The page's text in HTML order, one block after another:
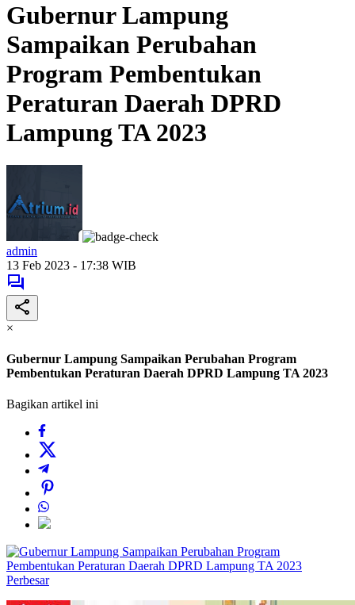
Gubernur Lampung
Sampaikan Perubahan
Program Pembentukan
Peraturan Daerah DPRD
Lampung TA 2023
admin
13 Feb 2023 - 17:38 WIB
×
Gubernur Lampung Sampaikan Perubahan Program
Pembentukan Peraturan Daerah DPRD Lampung TA 2023
Bagikan artikel ini
Perbesar